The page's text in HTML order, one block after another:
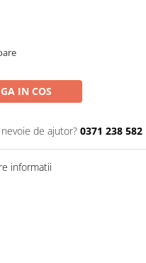
IN COS
de ajutor? 0371 238 582
informatii